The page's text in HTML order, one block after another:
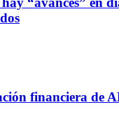
financiera de